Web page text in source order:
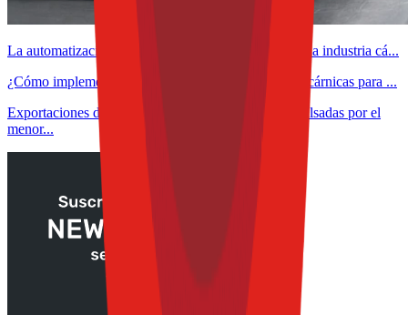
La automatización como aliada de la rentabilidad en la industria cá...
¿Cómo implementar inteligencia artificial en plantas cárnicas para ...
Exportaciones de carne de México crecen 36% impulsadas por el
menor...